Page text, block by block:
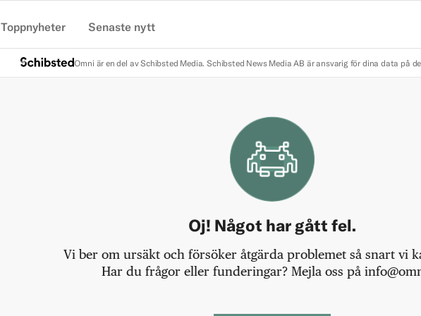
Toppnyheter Senaste nytt
Omni är en del av Schibsted Media. Schibsted News Media AB är ansvarig för dina data på
Oj! Något har gått fel.
Vi ber om ursäkt och försöker åtgärda problemet så snart vi
Har du frågor eller funderingar? Mejla oss på